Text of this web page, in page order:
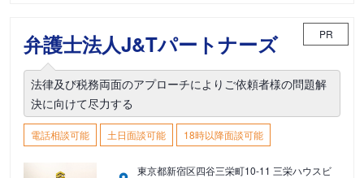
弁護士法人J&Tパートナーズ PR
法律及び税務両面のアプローチによりご依頼者様の問題解
決に向けて尽力する
電話相談可能 土日面談可能 18時以降面談可能
東京都新宿区四谷三栄町10-11 三栄ハウスビ